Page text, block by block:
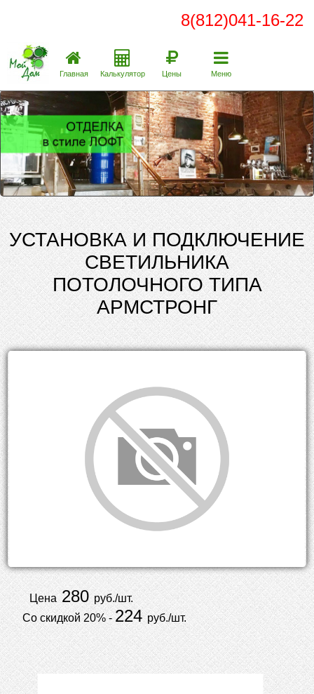
8(812)041-16-22
Главная Калькулятор Цены Меню
УСТАНОВКА И ПОДКЛЮЧЕНИЕ
СВЕТИЛЬНИКА
ПОТОЛОЧНОГО ТИПА
АРМСТРОНГ
Цена280руб./шт.
Со скидкой 20% -224руб./шт.